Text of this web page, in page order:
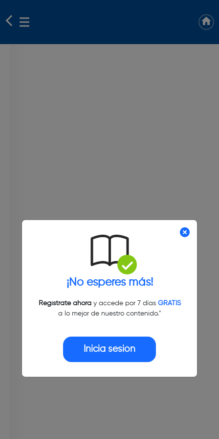
¡No esperes más!
Regístrate ahoray accede por 7 días GRATIS
a lo mejor de nuestro contenido."
Inicia sesión